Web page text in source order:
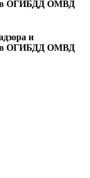
ОГИБДД ОМВД
и
ОГИБДД ОМВД